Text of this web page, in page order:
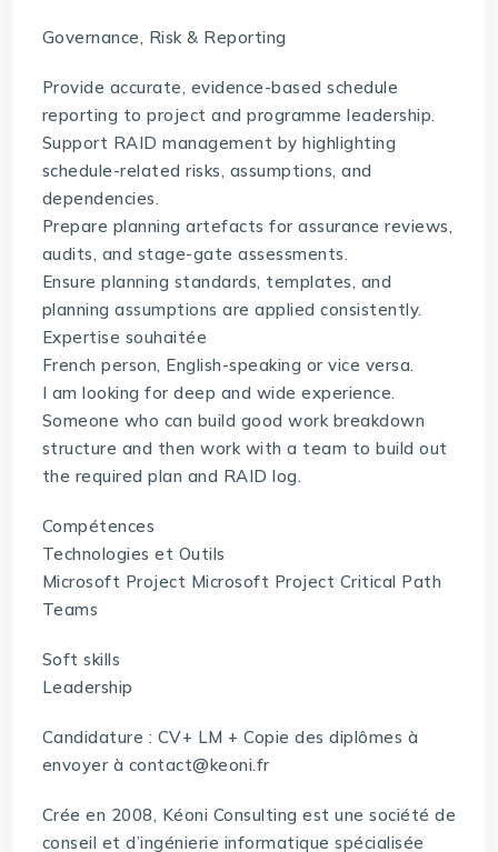
Governance, Risk & Reporting
Provide accurate, evidence-based schedule
reporting to project and programme leadership.
Support RAID management by highlighting
schedule-related risks, assumptions, and
dependencies.
Prepare planning artefacts for assurance reviews,
audits, and stage-gate assessments.
Ensure planning standards, templates, and
planning assumptions are applied consistently.
Expertise souhaitée
French person, English-speaking or vice versa.
I am looking for deep and wide experience.
Someone who can build good work breakdown
structure and then work with a team to build out
the required plan and RAID log.
Compétences
Technologies et Outils
Microsoft Project Microsoft Project Critical Path
Teams
Soft skills
Leadership
Candidature : CV+ LM + Copie des diplômes à
envoyer à contact@keoni.fr
Crée en 2008, Kéoni Consulting est une société de
conseil et d’ingénierie informatique spécialisée